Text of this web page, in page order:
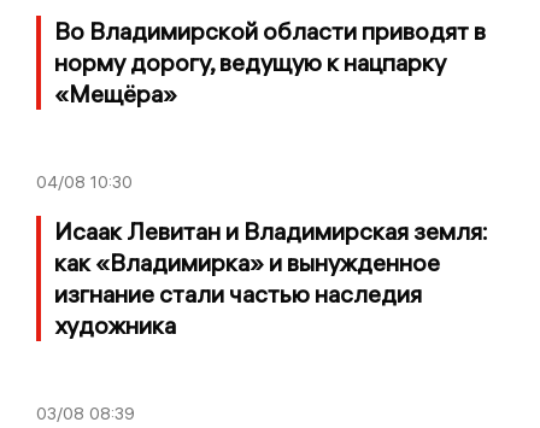
Во Владимирской области приводят в
норму дорогу, ведущую к нацпарку
«Мещёра»
04/08 10:30
Исаак Левитан и Владимирская земля:
как «Владимирка» и вынужденное
изгнание стали частью наследия
художника
03/08 08:39